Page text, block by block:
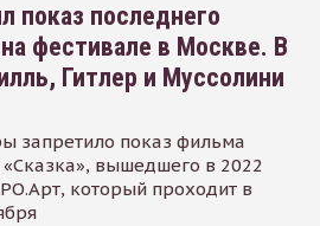
показ последнего
фестивале в Москве. В
Гитлер и Муссолини
запретило показ фильма
вышедшего в 2022
который проходит в